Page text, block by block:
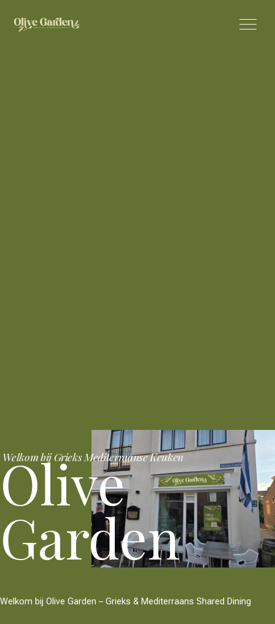
Welkom bij Grieks Mediterraanse Keuken
Olive
Garden
Welkom bij Olive Garden – Grieks & Mediterraans Shared Dining